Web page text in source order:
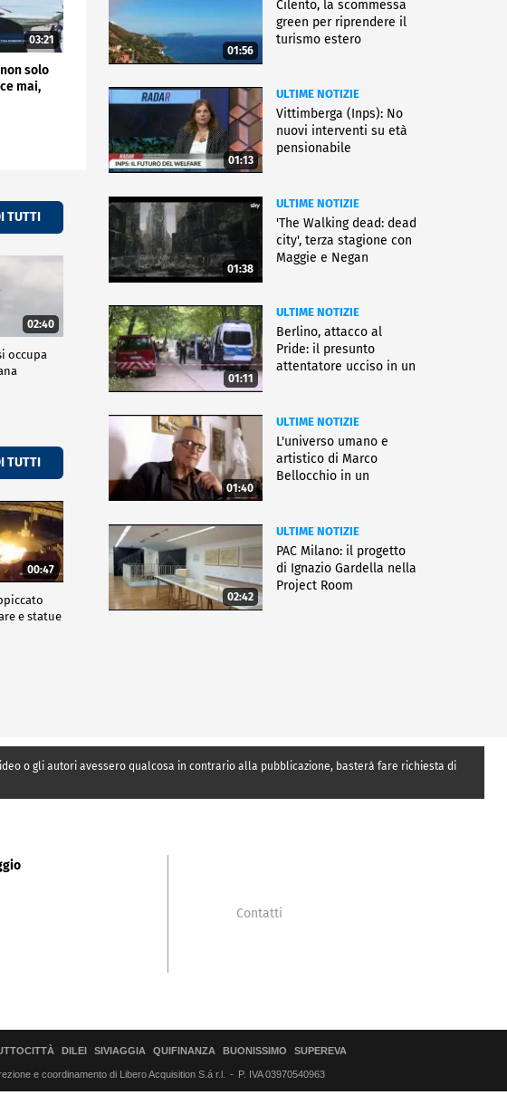
03:21
solo
mai,
TUTTI
02:40
occupa
TUTTI
00:47
e statue
01:56
Cilento, la scommessa
green per riprendere il
turismo estero
01:13
ULTIME NOTIZIE
Vittimberga (Inps): No
nuovi interventi su età
pensionabile
01:38
ULTIME NOTIZIE
'The Walking dead: dead
city', terza stagione con
Maggie e Negan
01:11
ULTIME NOTIZIE
Berlino, attacco al
Pride: il presunto
attentatore ucciso in un
01:40
ULTIME NOTIZIE
L'universo umano e
artistico di Marco
Bellocchio in un
02:42
ULTIME NOTIZIE
PAC Milano: il progetto
di Ignazio Gardella nella
Project Room
o gli autori avessero qualcosa in contrario alla pubblicazione, basterà fare richiesta di
Contatti
DILEI SIVIAGGIA QUIFINANZA BUONISSIMO SUPEREVA
e coordinamento di Libero Acquisition S.á r.l. P. IVA 03970540963